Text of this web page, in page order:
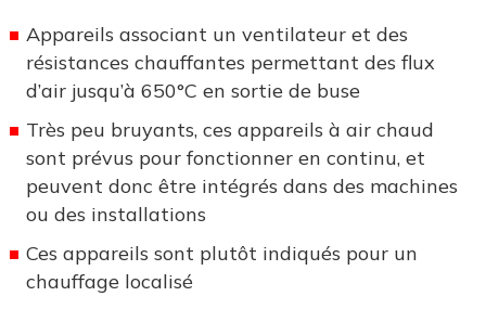
Appareils associant un ventilateur et des
résistances chauffantes permettant des flux
d’air jusqu’à 650°C en sortie de buse
Très peu bruyants, ces appareils à air chaud
sont prévus pour fonctionner en continu, et
peuvent donc être intégrés dans des machines
ou des installations
Ces appareils sont plutôt indiqués pour un
chauffage localisé